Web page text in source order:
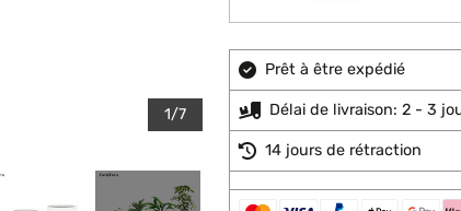
1/7
Prêt à être expédié
Délai de livraison: 2 - 3
14 jours de rétraction